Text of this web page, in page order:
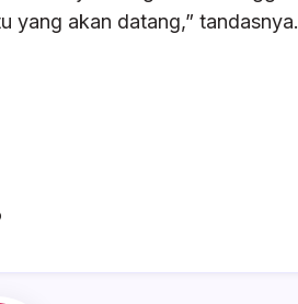
yang akan datang,”